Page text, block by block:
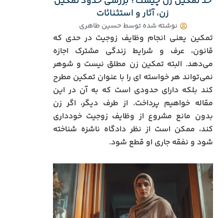
زن، آثار و استثنائات
نوشته شده توسطحسین طاهری
تمکین یعنی انجام وظایف زوجیت در حدی که
قانون، عرف و شرایط زندگی مشترک اجازه
می‌دهد. البته تمکین زن مطلق نیست و شوهر
نمی‌تواند هر خواسته‌ ای را با عنوان تمکین مطرح
کند بلکه دارای حدودی است که به آن در این
مقاله خواهیم پرداخت. از طرف دیگر، اگر زن
بدون مانع مشروع از وظایف زوجیت خودداری
کند، ممکن است از نظر دادگاه ناشزه شناخته
شود و نفقه جاری او قطع شود.